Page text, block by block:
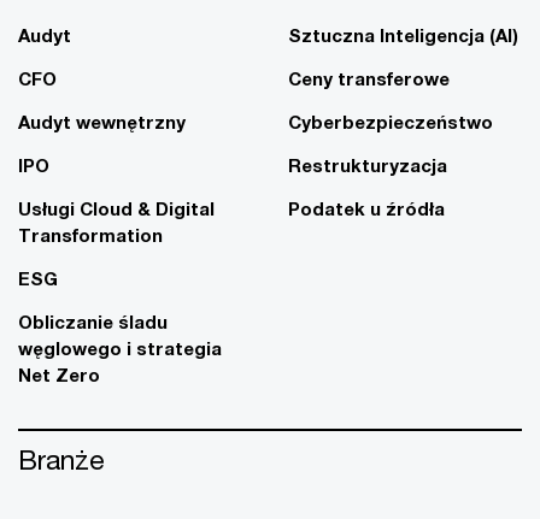
Audyt
CFO
Audyt wewnętrzny
IPO
Usługi Cloud & Digital
Transformation
ESG
Obliczanie śladu
węglowego i strategia
Net Zero
Sztuczna Inteligencja (AI)
Ceny transferowe
Cyberbezpieczeństwo
Restrukturyzacja
Podatek u źródła
Branże